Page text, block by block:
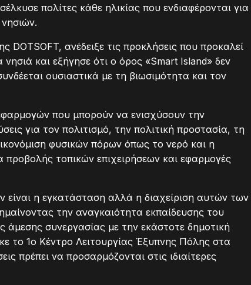
πολίτες κάθε ηλικίας που ενδιαφέρονται για
ανέδειξε τις προκλήσεις που προκαλεί
και εξήγησε ότι ο όρος «Smart Island» δεν
ουσιαστικά με τη βιωσιμότητα και τον
που μπορούν να ενισχύσουν την
για τον πολιτισμό, την πολιτική προστασία, τη
φυσικών πόρων όπως το νερό και η
προβολής τοπικών επιχειρήσεων και εφαρμογές
είναι η εγκατάσταση αλλά η διαχείριση αυτών των
την αναγκαιότητα εκπαίδευσης του
συνεργασίας με την εκάστοτε δημοτική
το 1ο Κέντρο Λειτουργίας Έξυπνης Πόλης στα
πρέπει να προσαρμόζονται στις ιδιαίτερες